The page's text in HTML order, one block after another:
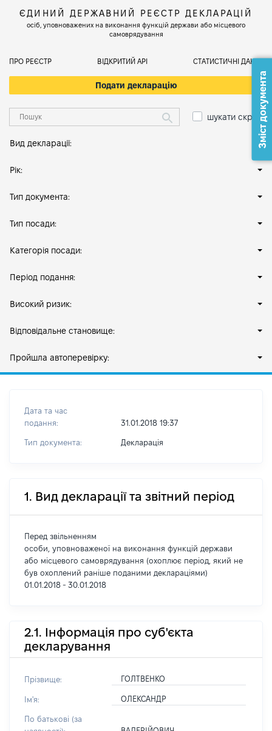
ЄДИНИЙ ДЕРЖАВНИЙ РЕЄСТР ДЕКЛАРАЦІЙ
осіб, уповноважених на виконання функцій держави або місцевого
самоврядування
ПРО РЕЄСТР ВІДКРИТИЙ АРІ СТАТИСТИЧНІ ДАНІ
Подати декларацію
шукати скрізь
Вид декларації:
Рік:
Тип документа:
Тип посади:
Категорія посади:
Період подання:
Високий ризик:
Відповідальне становище:
Пройшла автоперевірку:
Дата та час
подання:
31.01.2018 19:37
Тип документа: Декларація
1. Вид декларації та звітний період
Перед звільненням
особи, уповноваженої на виконання функцій держави
або місцевого самоврядування (охоплює період, який не
був охоплений раніше поданими деклараціями)
01.01.2018 - 30.01.2018
2.1. Інформація про суб'єкта
декларування
Прізвище: ГОЛТВЕНКО
Ім'я: ОЛЕКСАНДР
По батькові (за
Зміст документа